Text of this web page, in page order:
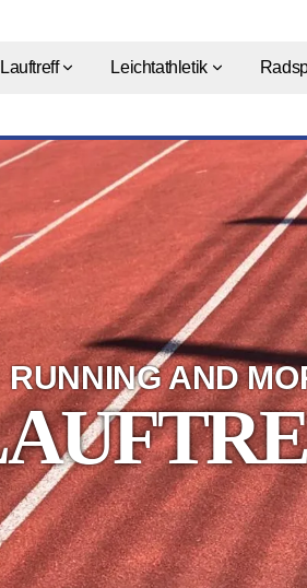
Lauftreff Leichtathletik
RUNNING AND